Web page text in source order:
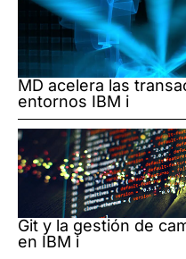
MD acelera las
entornos IBM i
Git y la gestión de
en IBM i